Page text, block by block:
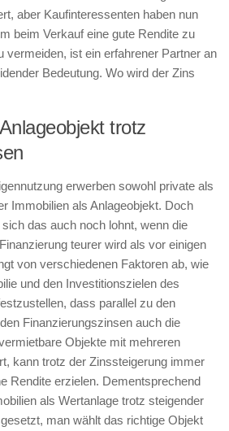
aber Kaufinteressenten haben nun
beim Verkauf eine gute Rendite zu
vermeiden, ist ein erfahrener Partner an
Bedeutung. Wo wird der Zins
trotz
erwerben sowohl private als
Immobilien als Anlageobjekt. Doch
das auch noch lohnt, wenn die
teurer wird als vor einigen
von verschiedenen Faktoren ab, wie
und den Investitionszielen des
dass parallel zu den
Finanzierungszinsen auch die
Objekte mit mehreren
kann trotz der Zinssteigerung immer
Rendite erzielen. Dementsprechend
als Wertanlage trotz steigender
man wählt das richtige Objekt